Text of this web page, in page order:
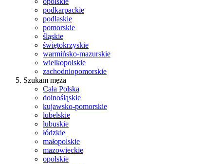
podkarpackie
podlaskie
pomorskie
śląskie
świętokrzyskie
warmińsko-mazurskie
wielkopolskie
zachodniopomorskie
Szukam męża
Cała Polska
dolnośląskie
kujawsko-pomorskie
lubelskie
lubuskie
łódzkie
małopolskie
mazowieckie
opolskie